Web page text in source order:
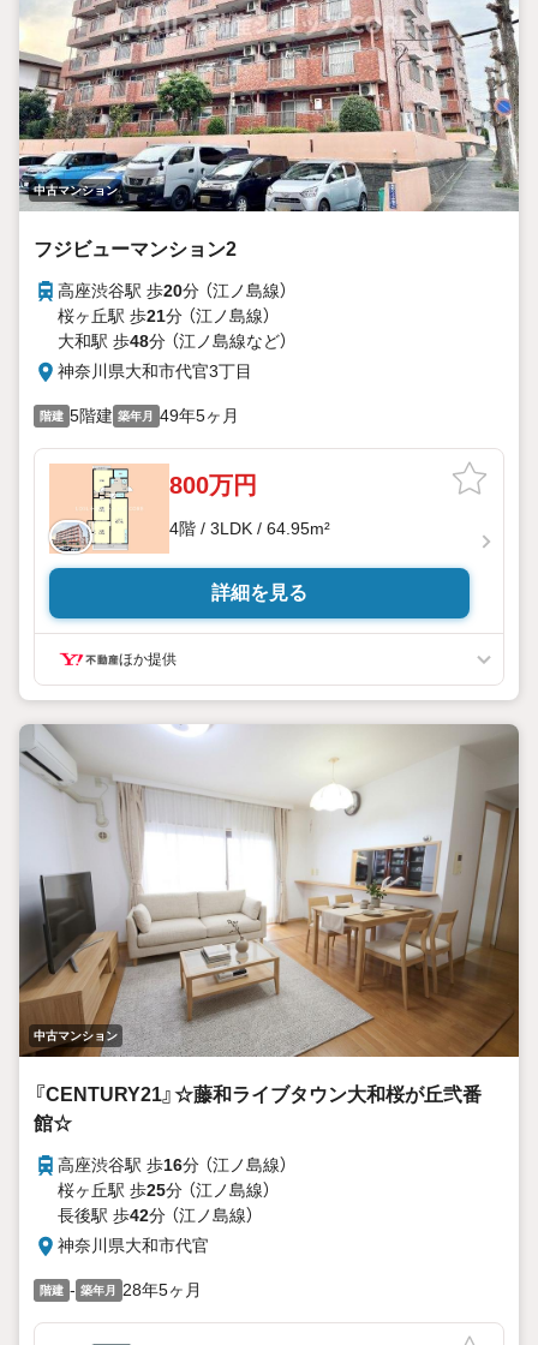
中古マンション
フジビューマンション2
高座渋谷駅 歩20分 （江ノ島線）
桜ヶ丘駅 歩21分 （江ノ島線）
大和駅 歩48分 （江ノ島線など）
神奈川県大和市代官3丁目
階建 5階建 築年月 49年5ヶ月
800万円
4階 / 3LDK / 64.95m²
詳細を見る
ほか提供
中古マンション
『CENTURY21』☆藤和ライブタウン大和桜が丘弐番
館☆
高座渋谷駅 歩16分 （江ノ島線）
桜ヶ丘駅 歩25分 （江ノ島線）
長後駅 歩42分 （江ノ島線）
神奈川県大和市代官
階建 - 築年月 28年5ヶ月